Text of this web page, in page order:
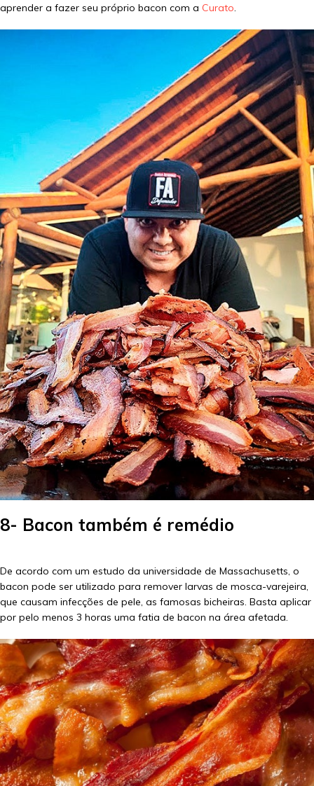
aprender a fazer seu próprio bacon com a Curato.
8- Bacon também é remédio
De acordo com um estudo da universidade de Massachusetts, o
bacon pode ser utilizado para remover larvas de mosca-varejeira,
que causam infecções de pele, as famosas bicheiras. Basta aplicar
por pelo menos 3 horas uma fatia de bacon na área afetada.